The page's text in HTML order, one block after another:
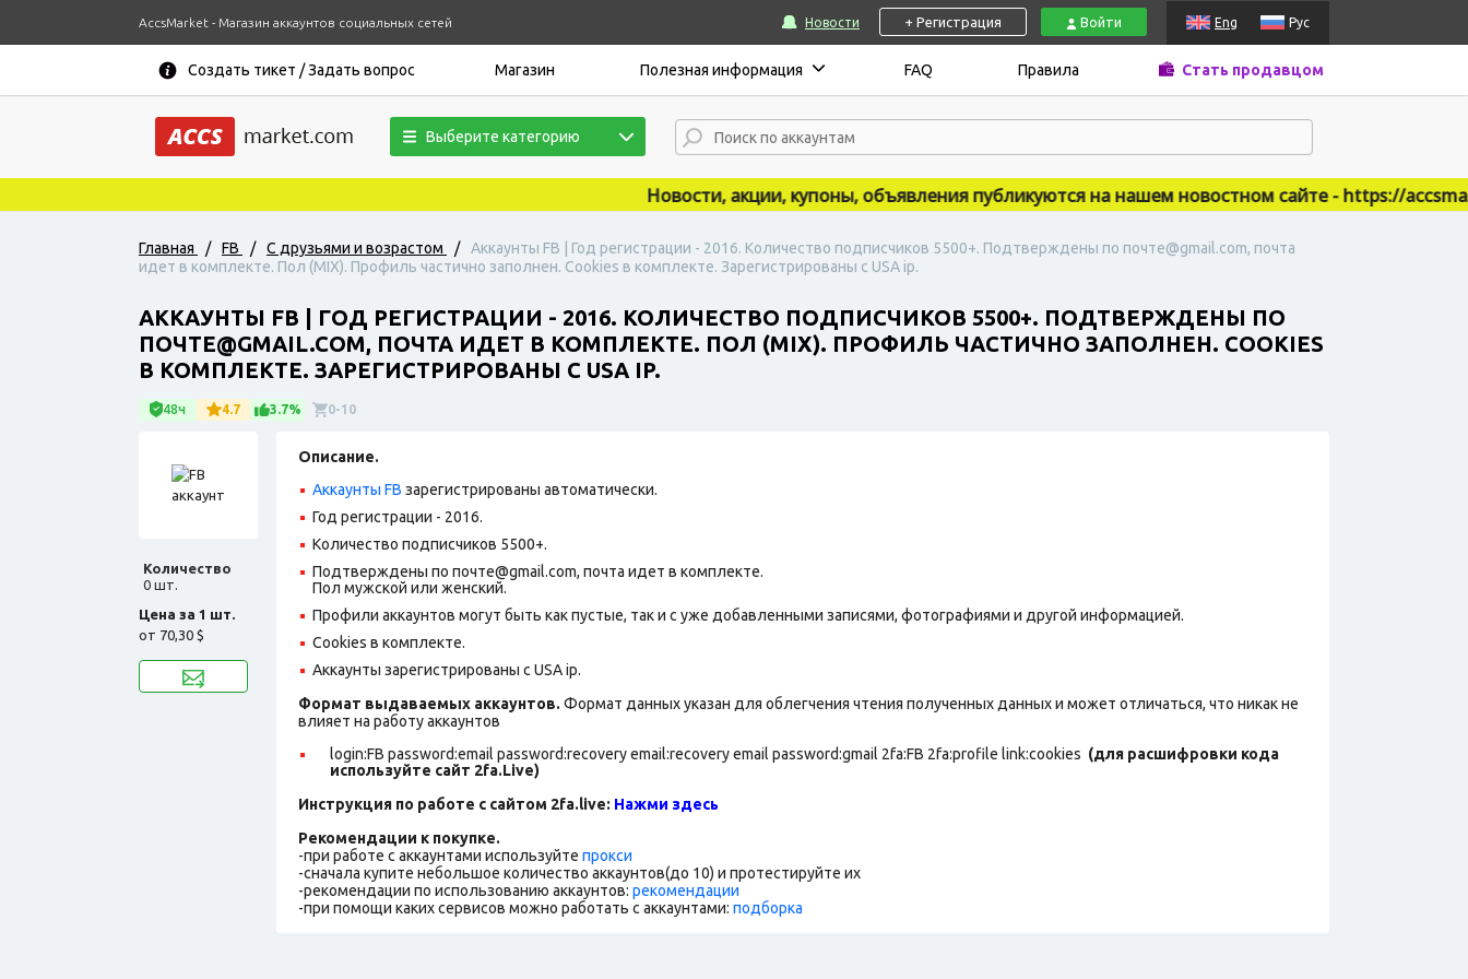
AccsMarket - Магазин аккаунтов социальных сетей Новости + Регистрация Войти Eng Рус
Создать тикет / Задать вопрос Магазин Полезная информация FAQ Правила Стать продавцом
Выберите категорию
Новости, акции, купоны, объявления публикуются на нашем новостном сайте - https://
Главная / FB / С друзьями и возрастом /
Аккаунты FB | Год регистрации - 2016. Количество подписчиков 5500+. Подтверждены по почте@gmail.com, почта
идет в комплекте. Пол (MIX). Профиль частично заполнен. Сookies в комплекте. Зарегистрированы с USA ip.
АККАУНТЫ FB | ГОД РЕГИСТРАЦИИ - 2016. КОЛИЧЕСТВО ПОДПИСЧИКОВ 5500+. ПОДТВЕРЖДЕНЫ ПО
ПОЧТЕ@GMAIL.COM, ПОЧТА ИДЕТ В КОМПЛЕКТЕ. ПОЛ (MIX). ПРОФИЛЬ ЧАСТИЧНО ЗАПОЛНЕН. СOOKIES
В КОМПЛЕКТЕ. ЗАРЕГИСТРИРОВАНЫ С USA IP.
48ч 4.7 3.7% 0-10
Количество
0 шт.
Цена за 1 шт.
от 70,30 $
Описание.
Аккаунты FB зарегистрированы автоматически.
Год регистрации - 2016.
Количество подписчиков 5500+.
Подтверждены по почте@gmail.com, почта идет в комплекте.
Пол мужской или женский.
Профили аккаунтов могут быть как пустые, так и с уже добавленными записями, фотографиями и другой информацией.
Cookies в комплекте.
Аккаунты зарегистрированы с USA ip.
Формат выдаваемых аккаунтов. Формат данных указан для облегчения чтения полученных данных и может отличаться, что никак не
влияет на работу аккаунтов
login:FB password:email password:recovery email:recovery email password:gmail 2fa:FB 2fa:profile link:cookies (для расшифровки кода
используйте сайт 2fa.Live)
Инструкция по работе с сайтом 2fa.live: Нажми здесь
Рекомендации к покупке.
-при работе с аккаунтами используйте прокси
-сначала купите небольшое количество аккаунтов(до 10) и протестируйте их
-рекомендации по использованию аккаунтов: рекомендации
-при помощи каких сервисов можно работать с аккаунтами: подборка